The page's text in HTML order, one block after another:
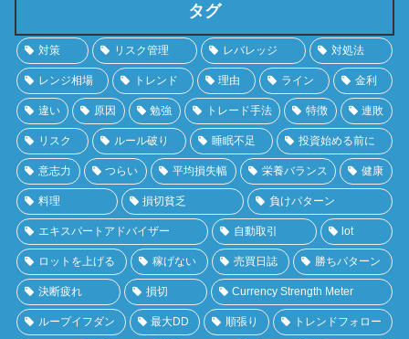
タグ
対策 リスク管理 レバレッジ 対処法
レンジ相場 トレンド 理由 ライン 金利
違い 原因 勉強 トレード手法 特徴 連敗
リスク ルール破り 睡眠不足 投資始める前に
意志力 つらい 平均損失幅 栄養バランス 健康
料理 損切貧乏 負けパターン
エキスパートアドバイザー 自動取引 lot
ロットを上げる 稼げない 売買日誌 勝ちパターン
決断疲れ 損切 Currency Strength Meter
ループイフダン 最大DD 順張り トレンドフォロー